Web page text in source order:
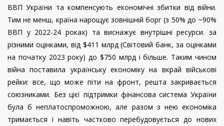
ВВП України та компенсують економічні збитки від війни.
Тим не менш, країна нарощує зовнішній борг (з 50% до ~90%
ВВП у 2022-24 роках) та виснажує внутрішні ресурси. за
різними оцінками, від $411 млрд (Світовий банк, за оцінками
на початку 2023 року) до $750 млрд і більше. Таким чином
війна поставила українську економіку на вкрай військові
рейки: все, що може піти на фронт, решта закривається
союзниками. Без цієї підтримки фінансова система України
була б неплатоспроможною, але разом з нею економіка
тримається і навіть частково перебудовується до нових